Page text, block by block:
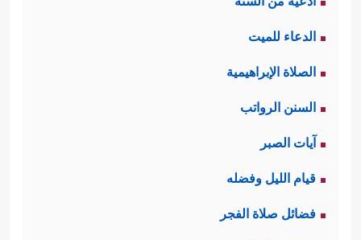
الدعاء للميت
الصلاة الإبراهيمية
السنن الرواتب
آيات الصبر
قيام الليل وفضله
فضائل صلاة الفجر